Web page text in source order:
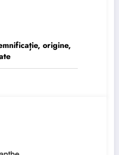
origine,